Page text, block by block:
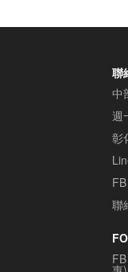
聯
中
週
彰
聯